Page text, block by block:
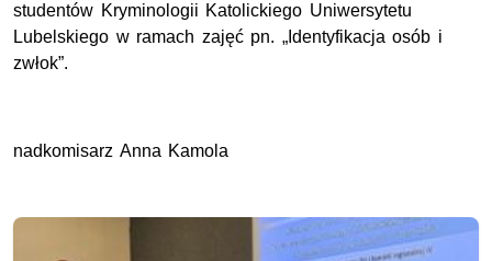
studentów Kryminologii Katolickiego Uniwersytetu
Lubelskiego w ramach zajęć pn. „Identyfikacja osób i
zwłok”.
nadkomisarz Anna Kamola